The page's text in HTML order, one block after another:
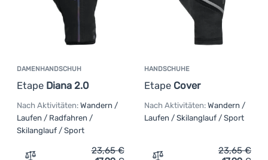
DAMENHANDSCHUH
Etape Diana 2.0
Nach Aktivitäten: Wandern /
Laufen / Radfahren /
Skilanglauf / Sport
23,65€
HANDSCHUHE
Etape Cover
Nach Aktivitäten: Wandern /
Laufen / Skilanglauf / Sport
23,65€